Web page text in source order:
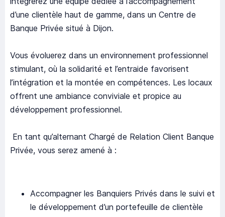
d’une clientèle haut de gamme, dans un Centre de
Banque Privée situé à Dijon.
Vous évoluerez dans un environnement professionnel
stimulant, où la solidarité et l’entraide favorisent
l’intégration et la montée en compétences. Les locaux
offrent une ambiance conviviale et propice au
développement professionnel.
En tant qu’alternant Chargé de Relation Client Banque
Privée, vous serez amené à :
Accompagner les Banquiers Privés dans le suivi et
le développement d’un portefeuille de clientèle